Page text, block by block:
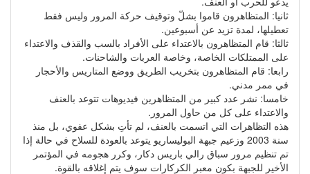
ثانيا: المتظاهرون قاموا بشلّ وتوقيف حركة المرور وليس فقط
تعطيلها، لمدة تزيد عن أسبوعين.
ثالثا: قام المتظاهرون بالاعتداء على الأفراد بالسب والقذف والاعتداء
على الممتلكات الخاصة، وخاصة العربات والشاحنات.
رابعا: قام المتظاهرون بتخريب الطريق ووضع المتاريس والأحجار
في ممر مدني.
خامسا: نشر عدد كبير من المتظاهرين فيديوهات تتوعد بالعنف
والاعتداء على كل من حاول المرور.
هذه التظاهرات التي اتسمت بالعنف، لم تأتِ بشكل عفوي، بل منذ
سنة 2003 وزعيم جبهة البوليساريو يتوعد بالعودة للسلاح في حالة إذا
تم تنظيم مرور سباق رالي باريس دكار، وكرر هجومه في المؤتمر
الأخير للجبهة بكون معبر الكركارات سوف يتم إغلاقه بالقوة.